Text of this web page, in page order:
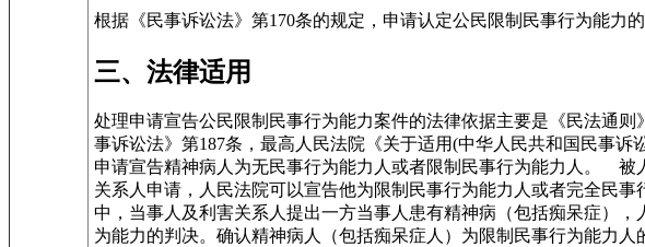
根据《民事诉讼法》第170条的规定，申请认定公民限制民事行为能力
三、法律适用
处理申请宣告公民限制民事行为能力案件的法律依据主要是《民法通
事诉讼法》第187条，最高人民法院《关于适用(中华人民共和国民事
申请宣告精神病人为无民事行为能力人或者限制民事行为能力人。
关系人申请，人民法院可以宣告他为限制民事行为能力人或者完全民
中，当事人及利害关系人提出一方当事人患有精神病（包括痴呆症）
为能力的判决。确认精神病人（包括痴呆症人）为限制民事行为能力